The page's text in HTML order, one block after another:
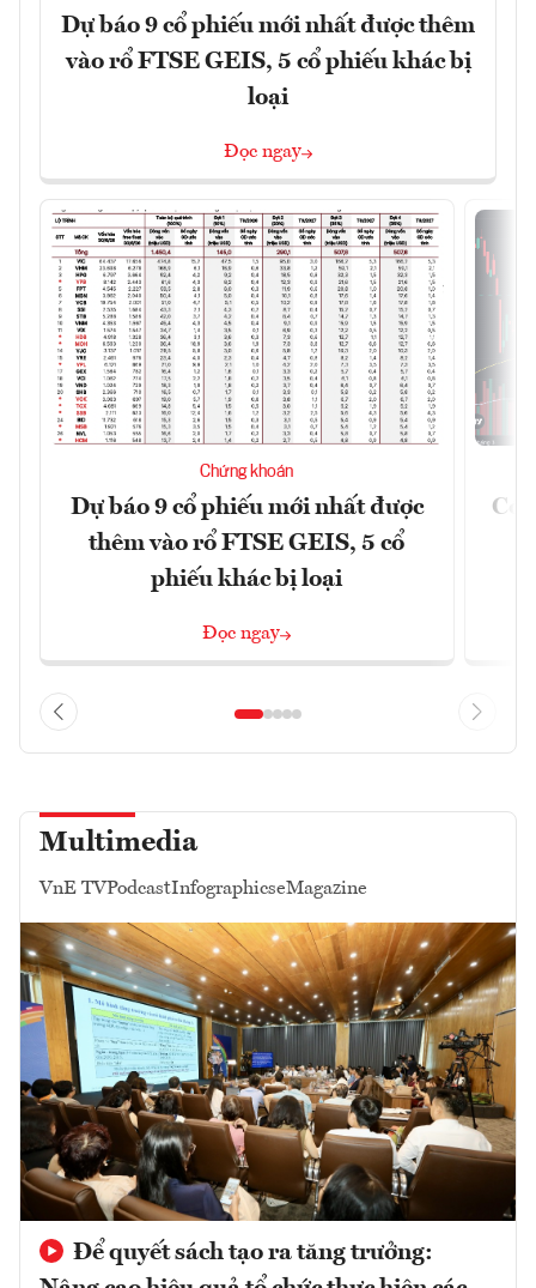
Dự báo 9 cổ phiếu mới nhất được thêm
vào rổ FTSE GEIS, 5 cổ phiếu khác bị
loại
Đọc ngay
Chứng khoán
Dự báo 9 cổ phiếu mới nhất được
thêm vào rổ FTSE GEIS, 5 cổ
phiếu khác bị loại
Đọc ngay
Có
Multimedia
VnE TVPodcastInfographicseMagazine
Để quyết sách tạo ra tăng trưởng: